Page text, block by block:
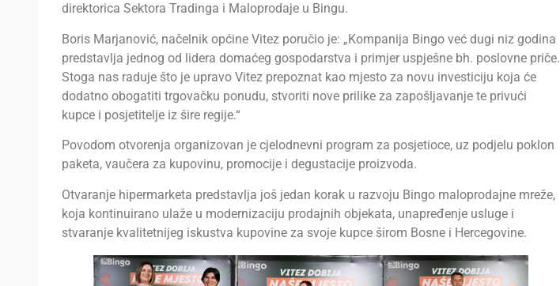
direktorica Sektora Tradinga i Maloprodaje u Bingu.
Boris Marjanović, načelnik općine Vitez poručio je: „Kompanija Bingo već dugi niz godina
predstavlja jednog od lidera domaćeg gospodarstva i primjer uspješne bh. poslovne priče.
Stoga nas raduje što je upravo Vitez prepoznat kao mjesto za novu investiciju koja će
dodatno obogatiti trgovačku ponudu, stvoriti nove prilike za zapošljavanje te privući
kupce i posjetitelje iz šire regije.“
Povodom otvorenja organizovan je cjelodnevni program za posjetioce, uz podjelu poklon
paketa, vaučera za kupovinu, promocije i degustacije proizvoda.
Otvaranje hipermarketa predstavlja još jedan korak u razvoju Bingo maloprodajne mreže,
koja kontinuirano ulaže u modernizaciju prodajnih objekata, unapređenje usluge i
stvaranje kvalitetnijeg iskustva kupovine za svoje kupce širom Bosne i Hercegovine.